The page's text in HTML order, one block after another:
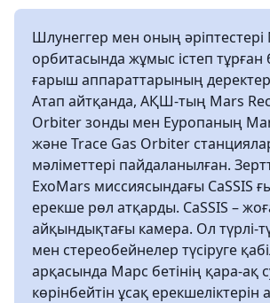
Шлунеггер мен оның
орбитасында жұмыс істеп тұрған
ғарыш аппараттарының
Атап айтқанда, АҚШ-тың Mars
Orbiter зонды мен Еуропаның
және Trace Gas Orbiter
мәліметтері пайдаланылған.
ExoMars миссиясындағы CaSSIS
ерекше рөл атқарды. CaSSIS –
айқындықтағы камера. Ол түрлі-
мен стереобейнелер түсіруге
арқасында Марс бетінің қара-ақ
көрінбейтін ұсақ ерекшеліктерін